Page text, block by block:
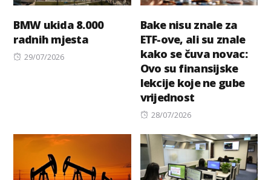
BMW ukida 8.000
radnih mjesta
Posted
29/07/2026
Bake nisu znale za
ETF-ove, ali su znale
kako se čuva novac:
Ovo su finansijske
lekcije koje ne gube
vrijednost
Posted
28/07/2026